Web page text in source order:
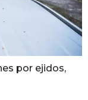
por ejidos,